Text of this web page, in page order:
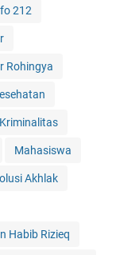
212
Rohingya
Kriminalitas
Mahasiswa
Akhlak
Habib Rizieq